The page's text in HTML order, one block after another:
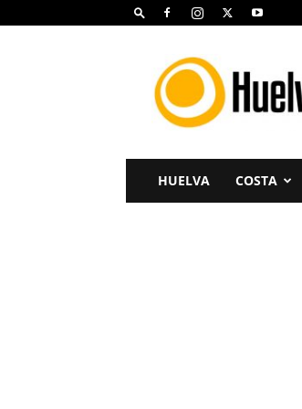
Huelva
Costa
HUELVA COSTA